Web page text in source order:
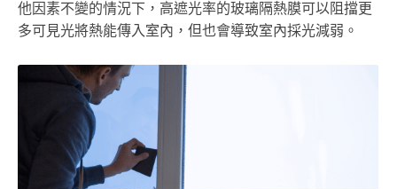
他因素不變的情況下，高遮光率的玻璃隔熱膜可以阻擋更
多可見光將熱能傳入室內，但也會導致室內採光減弱。